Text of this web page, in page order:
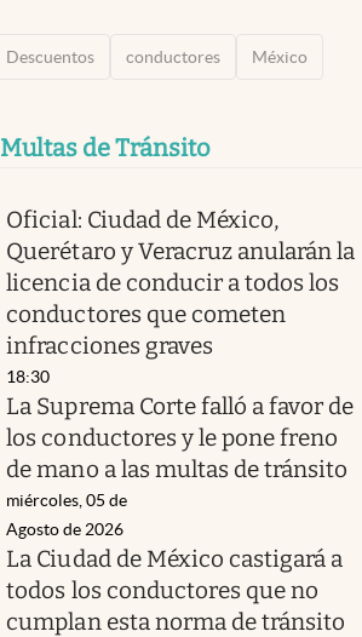
Descuentos conductores México
Multas de Tránsito
Oficial: Ciudad de México,
Querétaro y Veracruz anularán la
licencia de conducir a todos los
conductores que cometen
infracciones graves
18:30
La Suprema Corte falló a favor de
los conductores y le pone freno
de mano a las multas de tránsito
miércoles, 05 de
Agosto de 2026
La Ciudad de México castigará a
todos los conductores que no
cumplan esta norma de tránsito